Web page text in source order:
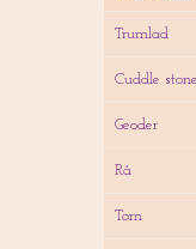
Trumlad
Cuddle stone
Geoder
Rå
Torn